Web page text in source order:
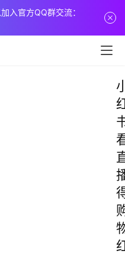
入官方QQ群交流：